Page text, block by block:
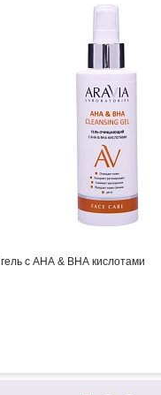
с АНА & ВНА кислотами